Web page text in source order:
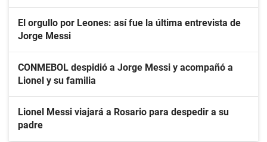
El orgullo por Leones: así fue la última entrevista de
Jorge Messi
CONMEBOL despidió a Jorge Messi y acompañó a
Lionel y su familia
Lionel Messi viajará a Rosario para despedir a su
padre